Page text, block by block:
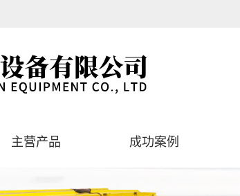
主营产品 成功案例